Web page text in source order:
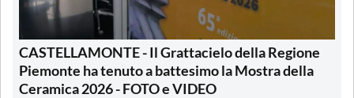
CASTELLAMONTE - Il Grattacielo della Regione
Piemonte ha tenuto a battesimo la Mostra della
Ceramica 2026 - FOTO e VIDEO